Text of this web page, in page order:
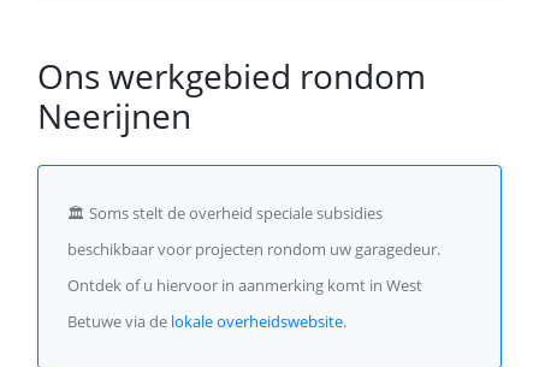
Ons werkgebied rondom
Neerijnen
🏛️ Soms stelt de overheid speciale subsidies
beschikbaar voor projecten rondom uw garagedeur.
Ontdek of u hiervoor in aanmerking komt in West
Betuwe via de lokale overheidswebsite.